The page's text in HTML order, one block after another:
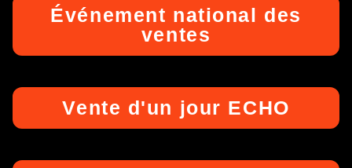
Événement national des
ventes
Vente d'un jour ECHO